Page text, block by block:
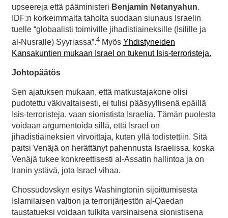
upseereja että pääministeri Benjamin Netanyahun.
IDF:n korkeimmalta taholta suodaan siunaus Israelin
tuelle “globaalisti toimiville jihadistiaineksille (Isilille ja
al-Nusralle) Syyriassa”.4 Myös Yhdistyneiden
Kansakuntien mukaan Israel on tukenut Isis-terroristeja.
Johtopäätös
Sen ajatuksen mukaan, että matkustajakone olisi
pudotettu väkivaltaisesti, ei tulisi pääsyyllisenä epäillä
Isis-terroristeja, vaan sionistista Israelia. Tämän puolesta
voidaan argumentoida sillä, että Israel on
jihadistiaineksien virvoittaja, kuten yllä todistettiin. Sitä
paitsi Venäjä on herättänyt pahennusta Israelissa, koska
Venäjä tukee konkreettisesti al-Assatin hallintoa ja on
Iranin ystävä, jota Israel vihaa.
Chossudovskyn esitys Washingtonin sijoittumisesta
Islamilaisen valtion ja terrorijärjestön al-Qaedan
taustatueksi voidaan tulkita varsinaisena sionistisena